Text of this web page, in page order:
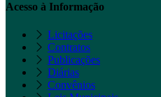
Acesso à Informação
Licitações
Contratos
Publicações
Diárias
Convênios